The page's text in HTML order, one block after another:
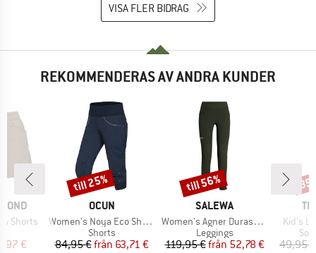
VISA FLER BIDRAG
REKOMMENDERAS AV ANDRA KUNDER
Shorts
pris
€
VARUMÄRKE
OCUN
Produkter
Women's Noya Eco Shorts
Produktgrupp
Shorts
Pris
84,95 € Reducerat pris
från 63,71 €
Rabatt
till 25%
VARUMÄRKE
SALEWA
Produkter
Women's Agner Durastretch Tights
Produktgrupp
Leggings
Pris
119,95 € Reducerat pris
från 52,78 €
Rabatt
till 56%
Kid's
49,95 €